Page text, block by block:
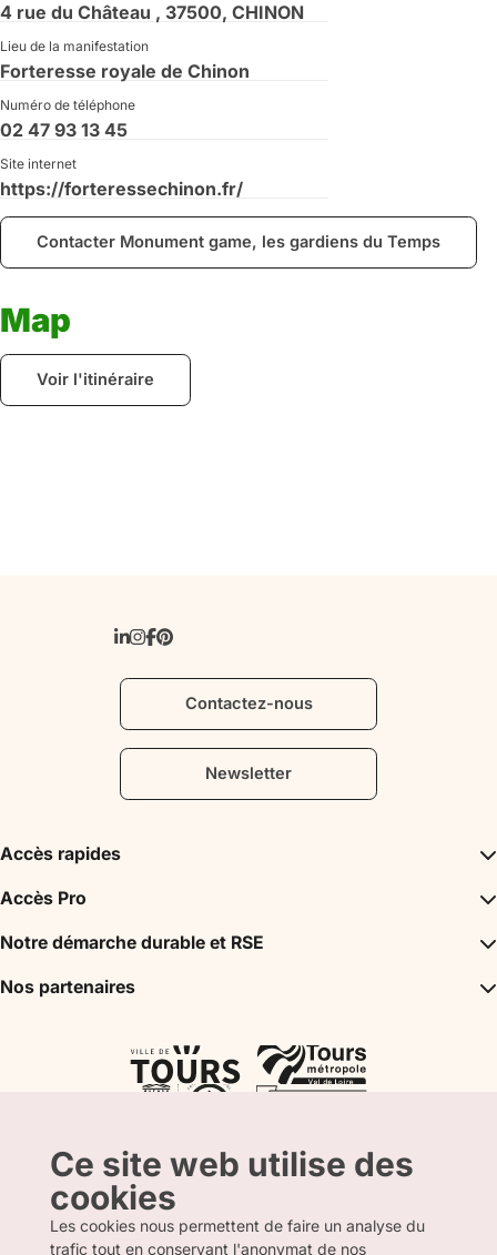
Ce site web utilise des
cookies
Les cookies nous permettent de faire un analyse du
trafic tout en conservant l'anonymat de nos
4 rue du Château , 37500, CHINON
Lieu de la manifestation
Forteresse royale de Chinon
Numéro de téléphone
02 47 93 13 45
Site internet
https://forteressechinon.fr/
Contacter Monument game, les gardiens du Temps
Map
Voir l'itinéraire
Contactez-nous
Newsletter
Accès rapides
Inspirations
Agenda
Tours City Pass
Accès Pro
Agence Réceptive / DMC
Espace Partenaire
Notre démarche durable et RSE
Un tourisme durable
Nos partenaires
CRT Centre Val de Loire
FRANCAIS ANGLAIS